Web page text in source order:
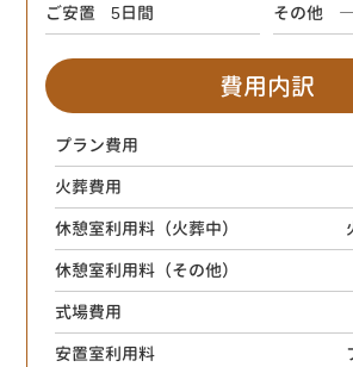
ご安置
5日間
その他
―
費用内訳
プラン費用
火葬費用
休憩室利用料（火葬中）
休憩室利用料（その他）
式場費用
安置室利用料